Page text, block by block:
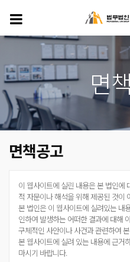
주
요
콘
로
건
너
뛰
기
면
면책공고
이 웹사이트에 실린 내용은 본 법인에
적 자문이나 해석을 위해 제공된 것이
본 법인은 이 웹사이트에 실려있는 내
인하여 발생하는 어떠한 결과에 대해
구체적인 사안이나 사건과 관련하여
본 웹사이트에 실려 있는 내용에 근거